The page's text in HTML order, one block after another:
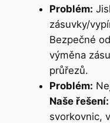
Problém:
zásuvky/
Bezpečné
výměna
průřezů.
Problém:
Naše řešení:
svorkovnic,